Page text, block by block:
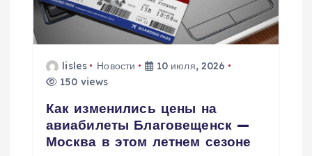
lisles Новости
10 июля, 2026
150 views
Как изменились цены на
авиабилеты Благовещенск —
Москва в этом летнем сезоне